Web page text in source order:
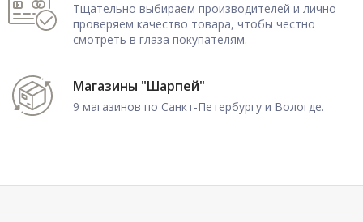
Тщательно выбираем производителей и лично
проверяем качество товара, чтобы честно
смотреть в глаза покупателям.
Магазины "Шарпей"
9 магазинов по Санкт-Петербургу и Вологде.